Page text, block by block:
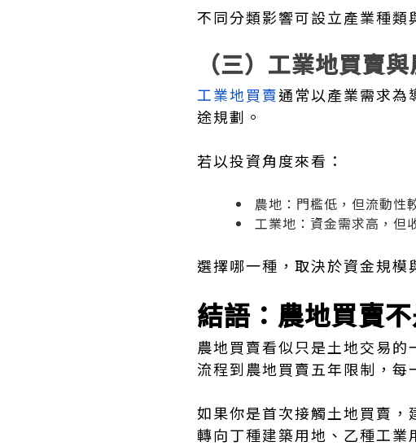
不同分類影響可設立產業種類
（三）工業地買賣
工業地買賣通常以產業需求為
途規劃。
若以投資角度來看：
農地：門檻低，但流動性
工業地：資金需求高，但
選擇哪一種，取決於資金規模
結語：農地買賣
農地買賣看似只是土地交易
流程到農地買賣五年限制，每
如果你是首次接觸土地買賣
轉向丁種建築用地、乙種工業